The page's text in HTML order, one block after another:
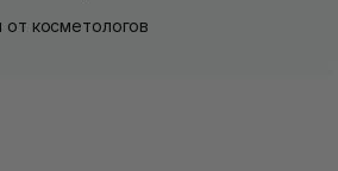
косметологов